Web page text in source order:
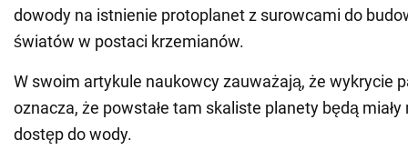
dowody na istnienie protoplanet z surowcami do
światów w postaci krzemianów.
W swoim artykule naukowcy zauważają, że wykrycie
oznacza, że powstałe tam skaliste planety będą
dostęp do wody.